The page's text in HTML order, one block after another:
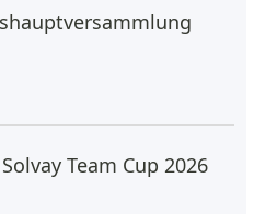
Team Cup 2026